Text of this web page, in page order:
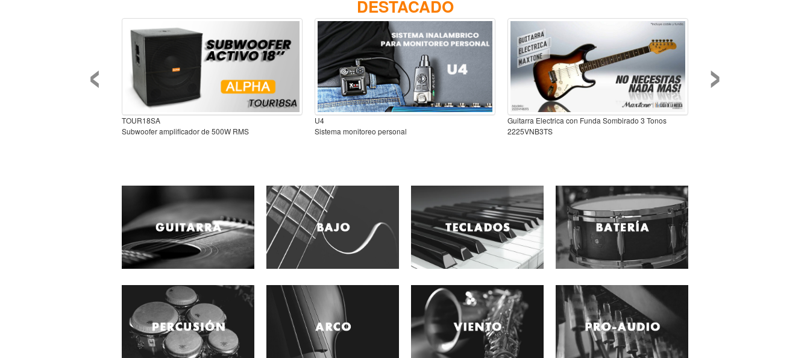
DESTACADO
TOUR18SA
Subwoofer amplificador de 500W RMS
U4
Sistema monitoreo personal
Guitarra Electrica con Funda Sombirado 3 Tonos
2225VNB3TS
‹ ›